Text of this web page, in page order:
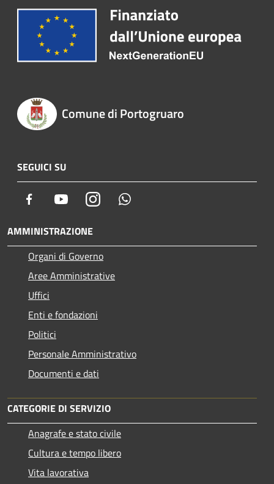
Comune di Portogruaro
SEGUICI SU
Facebook YoutubeInstagram
AMMINISTRAZIONE
Organi di Governo
Aree Amministrative
Uffici
Enti e fondazioni
Politici
Personale Amministrativo
Documenti e dati
CATEGORIE DI SERVIZIO
Anagrafe e stato civile
Cultura e tempo libero
Vita lavorativa